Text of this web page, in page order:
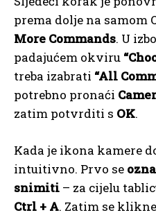
prema dolje na samom
More Commands. U
padajućem okviru
treba izabrati “All
potrebno pronaći
zatim potvrditi s OK.
Kada je ikona kamere
intuitivno. Prvo se
snimiti – za cijelu
Ctrl + A. Zatim se